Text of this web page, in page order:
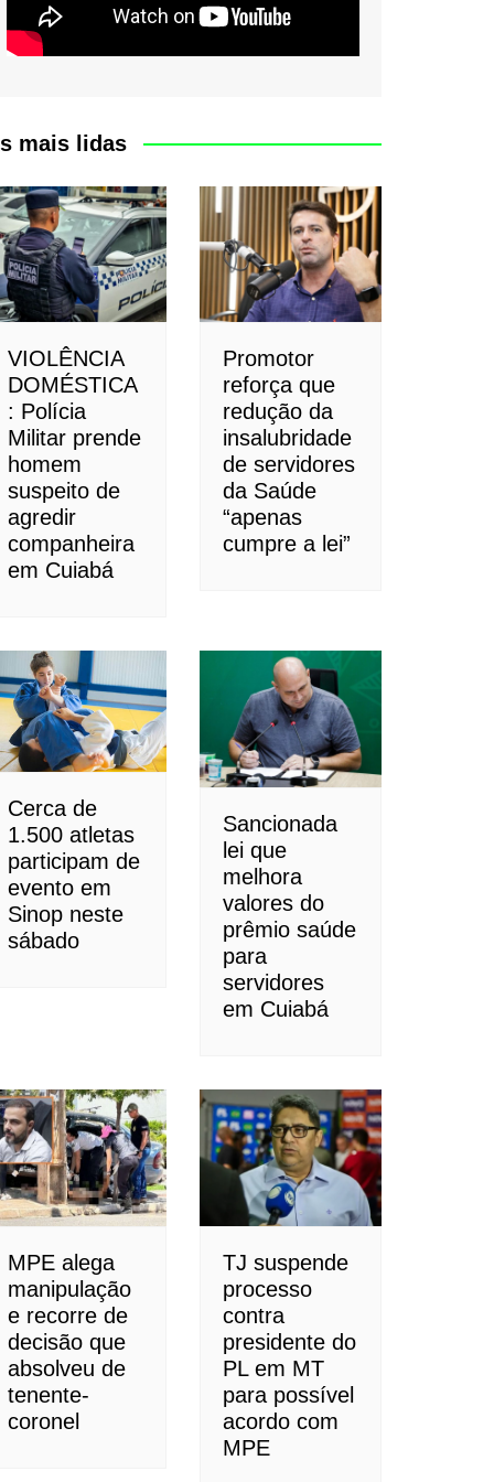
mais lidas
VIOLÊNCIA
DOMÉSTICA
: Polícia
Militar prende
homem
suspeito de
agredir
companheira
em Cuiabá
Promotor
reforça que
redução da
insalubridade
de servidores
da Saúde
“apenas
cumpre a lei”
Cerca de
1.500 atletas
participam de
evento em
Sinop neste
sábado
Sancionada
lei que
melhora
valores do
prêmio saúde
para
servidores
em Cuiabá
MPE alega
manipulação
e recorre de
decisão que
absolveu de
tenente-
coronel
TJ suspende
processo
contra
presidente do
PL em MT
para possível
acordo com
MPE